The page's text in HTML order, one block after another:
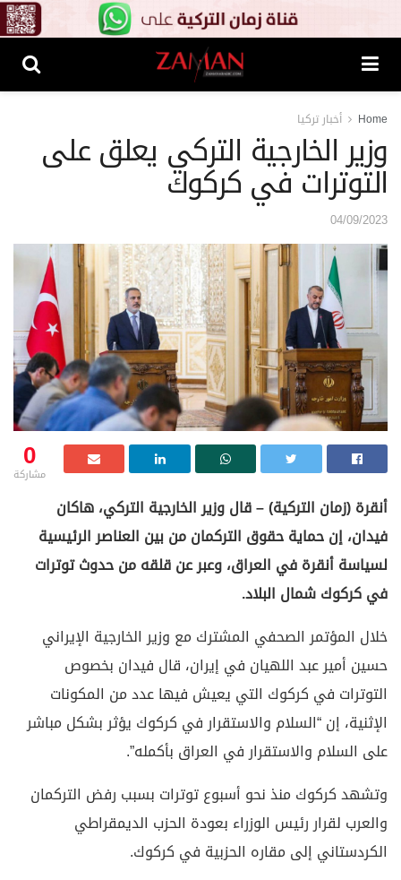
Home أخبار تركيا
وزير الخارجية التركي يعلق على
التوترات في كركوك
04/09/2023
0
مشاركة
أنقرة (زمان التركية) – قال وزير الخارجية التركي، هاكان
فيدان، إن حماية حقوق التركمان من بين العناصر الرئيسية
لسياسة أنقرة في العراق، وعبر عن قلقه من حدوث توترات
في كركوك شمال البلاد.
خلال المؤتمر الصحفي المشترك مع وزير الخارجية الإيراني
حسين أمير عبد اللهيان في إيران، قال فيدان بخصوص
التوترات في كركوك التي يعيش فيها عدد من المكونات
الإثنية، إن “السلام والاستقرار في كركوك يؤثر بشكل مباشر
على السلام والاستقرار في العراق بأكمله”.
وتشهد كركوك منذ نحو أسبوع توترات بسبب رفض التركمان
والعرب لقرار رئيس الوزراء بعودة الحزب الديمقراطي
الكردستاني إلى مقاره الحزبية في كركوك.